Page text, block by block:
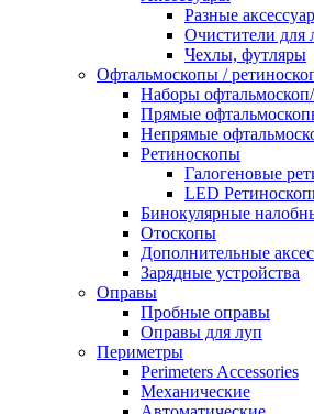
Разные
Очистители для
Чехлы, футляры
Офтальмоскопы /
Наборы
Прямые
Непрямые
Ретиноскопы
Галогеновые
LED
Бинокулярные
Отоскопы
Дополнительные
Зарядные устройства
Оправы
Пробные оправы
Оправы для луп
Периметры
Perimeters Accessories
Механические